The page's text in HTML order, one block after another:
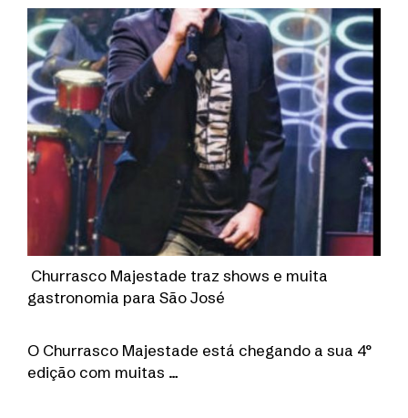
Churrasco Majestade traz shows e muita
gastronomia para São José
O Churrasco Majestade está chegando a sua 4°
edição com muitas …